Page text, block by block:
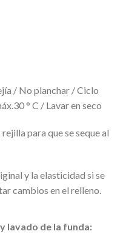
/ No planchar / Ciclo
° C / Lavar en seco
para que se seque al
y la elasticidad si se
cambios en el relleno.
lavado de la funda: